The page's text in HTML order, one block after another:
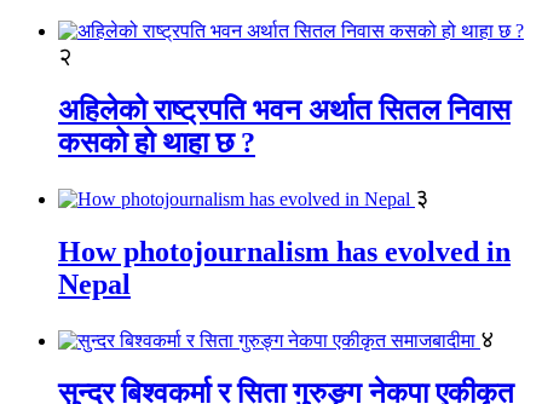
२
अहिलेको राष्ट्रपति भवन अर्थात सितल निवास
कसको हो थाहा छ ?
३
How photojournalism has evolved in
Nepal
४
सुन्दर बिश्वकर्मा र सिता गुरुङ्ग नेकपा एकीकृत